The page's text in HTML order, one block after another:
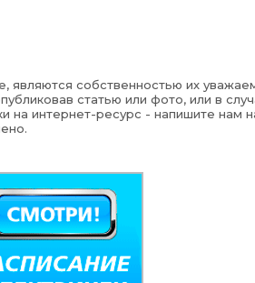
являются собственностью их
статью или фото, или в
на интернет-ресурс - напишите нам